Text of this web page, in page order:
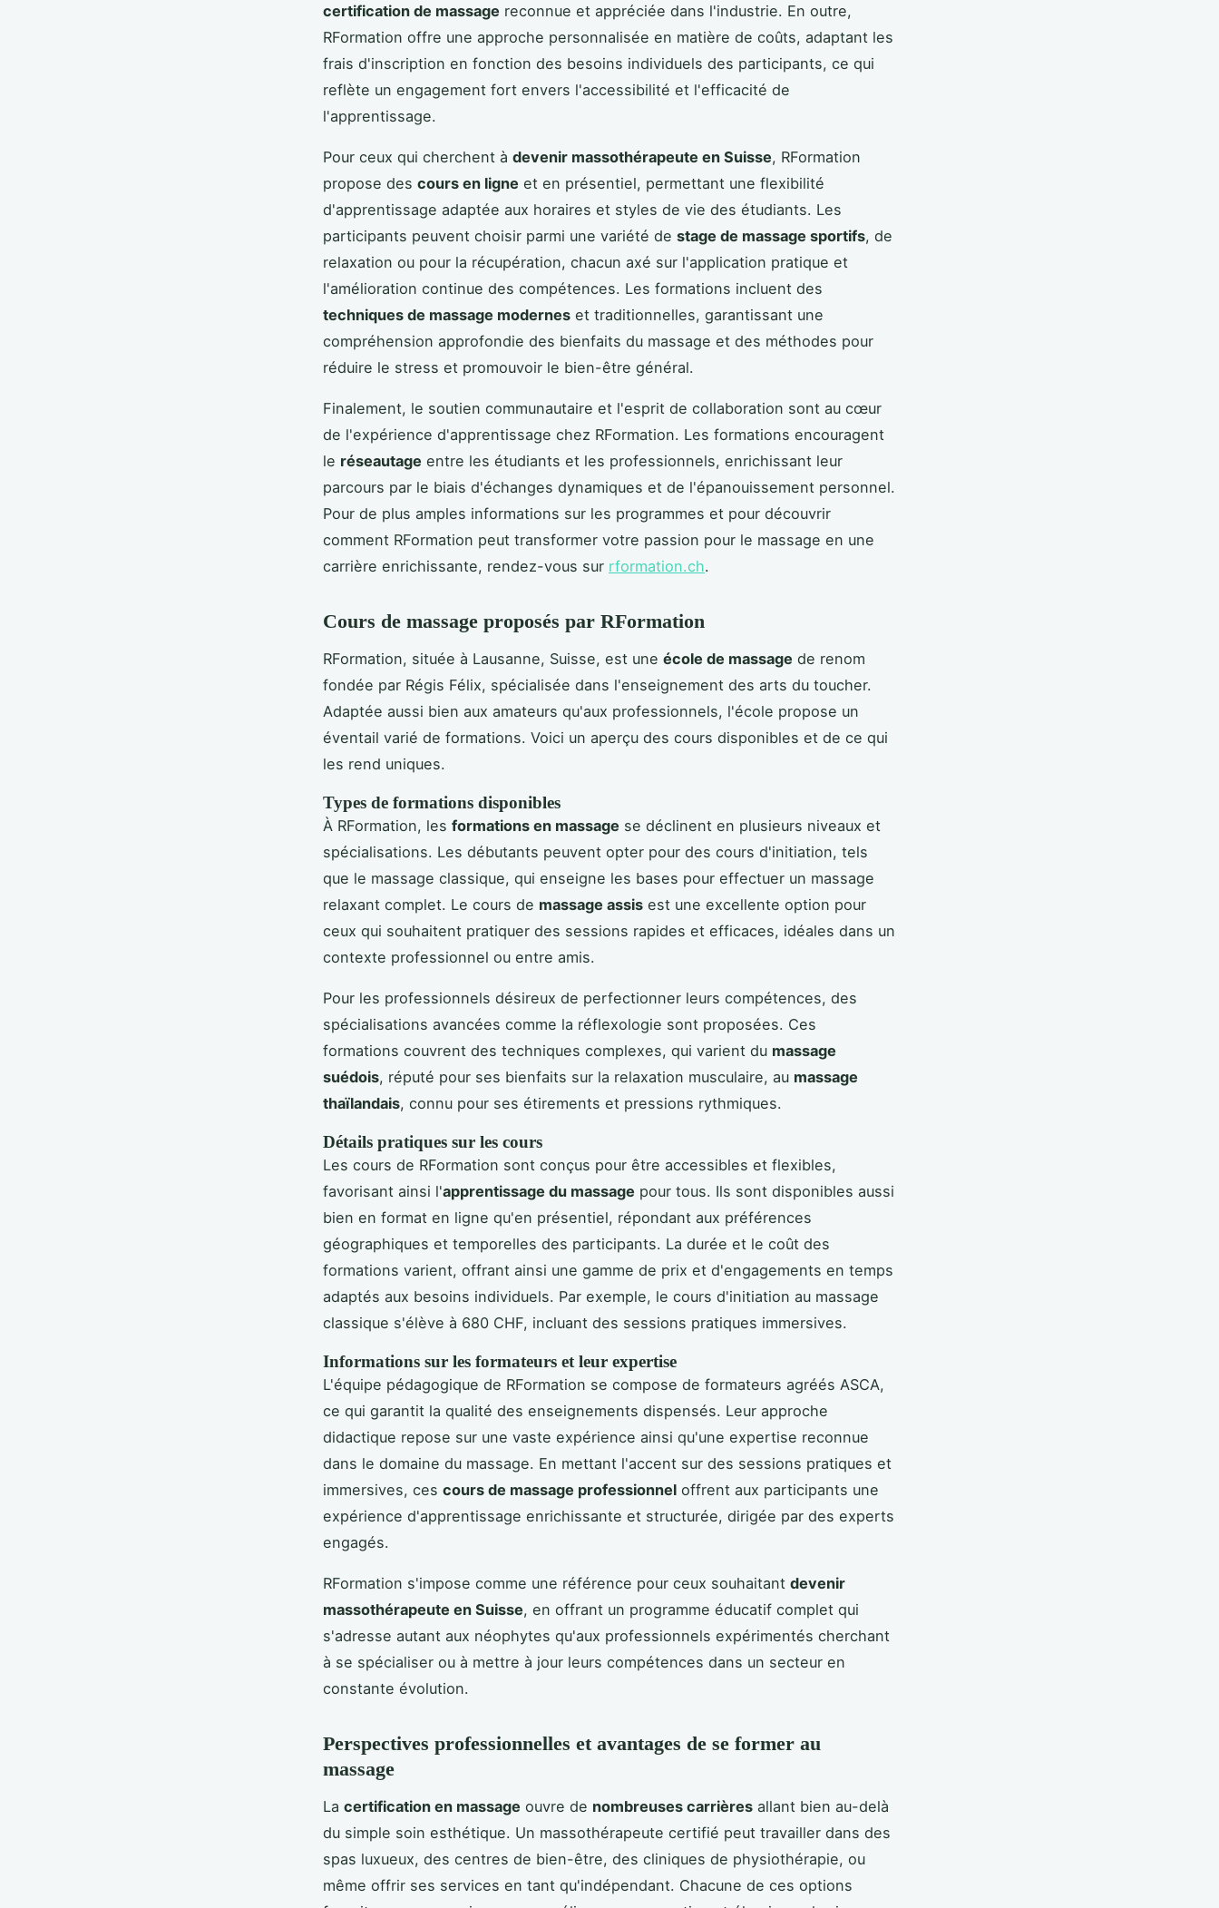
certification de massage reconnue et appréciée dans l'industrie. En outre,
RFormation offre une approche personnalisée en matière de coûts, adaptant les
frais d'inscription en fonction des besoins individuels des participants, ce qui
reflète un engagement fort envers l'accessibilité et l'efficacité de
l'apprentissage.
Pour ceux qui cherchent à devenir massothérapeute en Suisse, RFormation
propose des cours en ligne et en présentiel, permettant une flexibilité
d'apprentissage adaptée aux horaires et styles de vie des étudiants. Les
participants peuvent choisir parmi une variété de stage de massage sportifs, de
relaxation ou pour la récupération, chacun axé sur l'application pratique et
l'amélioration continue des compétences. Les formations incluent des
techniques de massage modernes et traditionnelles, garantissant une
compréhension approfondie des bienfaits du massage et des méthodes pour
réduire le stress et promouvoir le bien-être général.
Finalement, le soutien communautaire et l'esprit de collaboration sont au cœur
de l'expérience d'apprentissage chez RFormation. Les formations encouragent
le réseautage entre les étudiants et les professionnels, enrichissant leur
parcours par le biais d'échanges dynamiques et de l'épanouissement personnel.
Pour de plus amples informations sur les programmes et pour découvrir
comment RFormation peut transformer votre passion pour le massage en une
carrière enrichissante, rendez-vous sur rformation.ch.
Cours de massage proposés par RFormation
RFormation, située à Lausanne, Suisse, est une école de massage de renom
fondée par Régis Félix, spécialisée dans l'enseignement des arts du toucher.
Adaptée aussi bien aux amateurs qu'aux professionnels, l'école propose un
éventail varié de formations. Voici un aperçu des cours disponibles et de ce qui
les rend uniques.
Types de formations disponibles
À RFormation, les formations en massage se déclinent en plusieurs niveaux et
spécialisations. Les débutants peuvent opter pour des cours d'initiation, tels
que le massage classique, qui enseigne les bases pour effectuer un massage
relaxant complet. Le cours de massage assis est une excellente option pour
ceux qui souhaitent pratiquer des sessions rapides et efficaces, idéales dans un
contexte professionnel ou entre amis.
Pour les professionnels désireux de perfectionner leurs compétences, des
spécialisations avancées comme la réflexologie sont proposées. Ces
formations couvrent des techniques complexes, qui varient du massage
suédois, réputé pour ses bienfaits sur la relaxation musculaire, au massage
thaïlandais, connu pour ses étirements et pressions rythmiques.
Détails pratiques sur les cours
Les cours de RFormation sont conçus pour être accessibles et flexibles,
favorisant ainsi l'apprentissage du massage pour tous. Ils sont disponibles aussi
bien en format en ligne qu'en présentiel, répondant aux préférences
géographiques et temporelles des participants. La durée et le coût des
formations varient, offrant ainsi une gamme de prix et d'engagements en temps
adaptés aux besoins individuels. Par exemple, le cours d'initiation au massage
classique s'élève à 680 CHF, incluant des sessions pratiques immersives.
Informations sur les formateurs et leur expertise
L'équipe pédagogique de RFormation se compose de formateurs agréés ASCA,
ce qui garantit la qualité des enseignements dispensés. Leur approche
didactique repose sur une vaste expérience ainsi qu'une expertise reconnue
dans le domaine du massage. En mettant l'accent sur des sessions pratiques et
immersives, ces cours de massage professionnel offrent aux participants une
expérience d'apprentissage enrichissante et structurée, dirigée par des experts
engagés.
RFormation s'impose comme une référence pour ceux souhaitant devenir
massothérapeute en Suisse, en offrant un programme éducatif complet qui
s'adresse autant aux néophytes qu'aux professionnels expérimentés cherchant
à se spécialiser ou à mettre à jour leurs compétences dans un secteur en
constante évolution.
Perspectives professionnelles et avantages de se former au
massage
La certification en massage ouvre de nombreuses carrières allant bien au-delà
du simple soin esthétique. Un massothérapeute certifié peut travailler dans des
spas luxueux, des centres de bien-être, des cliniques de physiothérapie, ou
même offrir ses services en tant qu'indépendant. Chacune de ces options